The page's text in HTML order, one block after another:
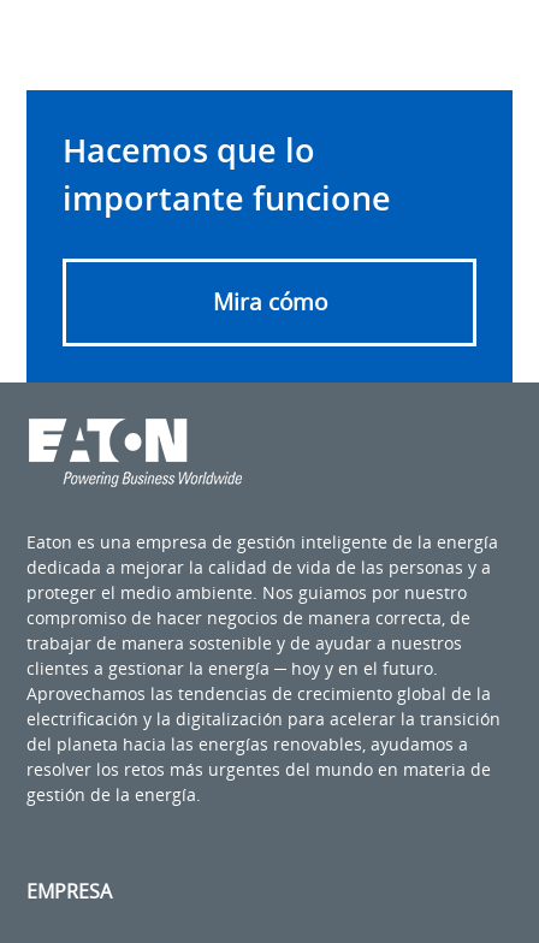
Hacemos que lo
importante funcione
Mira cómo
Eaton es una empresa de gestión inteligente de la energía
dedicada a mejorar la calidad de vida de las personas y a
proteger el medio ambiente. Nos guiamos por nuestro
compromiso de hacer negocios de manera correcta, de
trabajar de manera sostenible y de ayudar a nuestros
clientes a gestionar la energía ─ hoy y en el futuro.
Aprovechamos las tendencias de crecimiento global de la
electrificación y la digitalización para acelerar la transición
del planeta hacia las energías renovables, ayudamos a
resolver los retos más urgentes del mundo en materia de
gestión de la energía.
EMPRESA